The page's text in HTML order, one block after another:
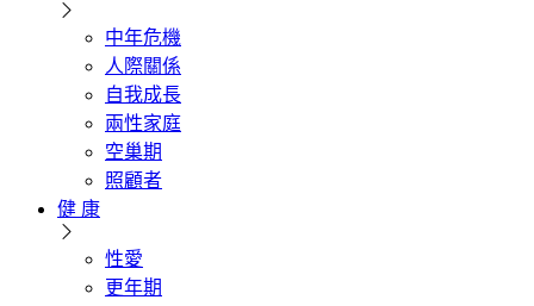
中年危機
人際關係
自我成長
兩性家庭
空巢期
照顧者
健 康
性愛
更年期